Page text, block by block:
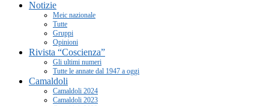
Notizie
Meic nazionale
Tutte
Gruppi
Opinioni
Rivista “Coscienza”
Gli ultimi numeri
Tutte le annate dal 1947 a oggi
Camaldoli
Camaldoli 2024
Camaldoli 2023